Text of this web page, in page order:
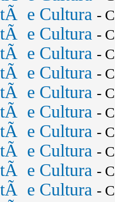
e Cultura -
e Cultura -
e Cultura -
e Cultura -
e Cultura -
e Cultura -
e Cultura -
e Cultura -
e Cultura -
e Cultura -